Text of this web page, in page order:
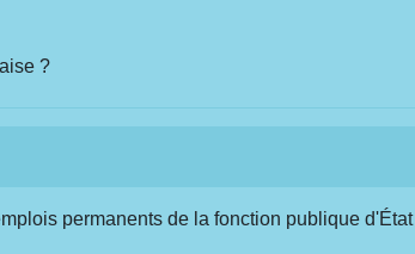
?
permanents de la fonction publique d'État